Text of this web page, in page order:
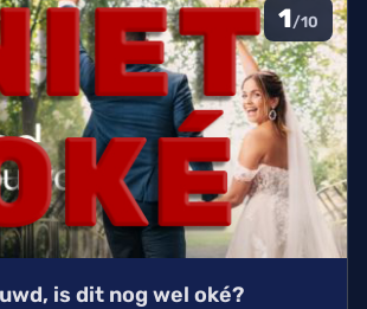
1/10
is dit nog wel oké?